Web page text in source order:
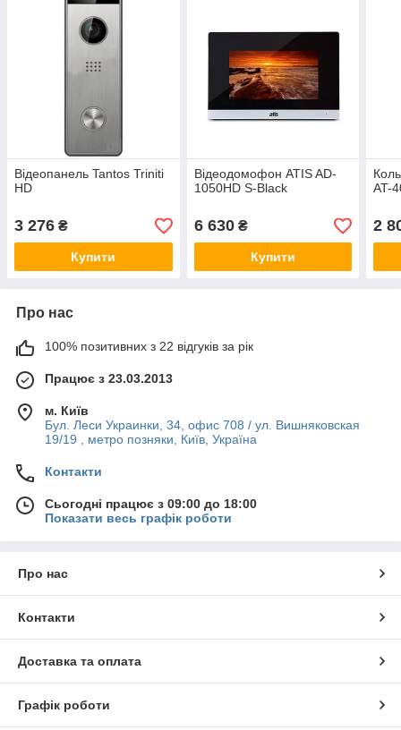
Відеопанель Tantos Triniti
HD
3 276 ₴
Купити
Відеодомофон ATIS AD-
1050HD S-Black
6 630₴
Купити
AT-
2
Про нас
100% позитивних з 22 відгуків за рік
Працює з 23.03.2013
м. Київ
Бул. Леси Украинки, 34, офис 708 / ул. Вишняковская
19/19 , метро позняки, Київ, Україна
Контакти
Сьогодні працює з 09:00 до 18:00
Показати весь графік роботи
Про нас
Контакти
Доставка та оплата
Графік роботи